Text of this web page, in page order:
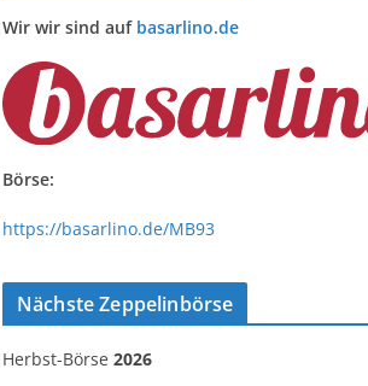
Wir wir sind auf basarlino.de
Börse:
https://basarlino.de/MB93
Nächste Zeppelinbörse
Herbst-Börse 2026